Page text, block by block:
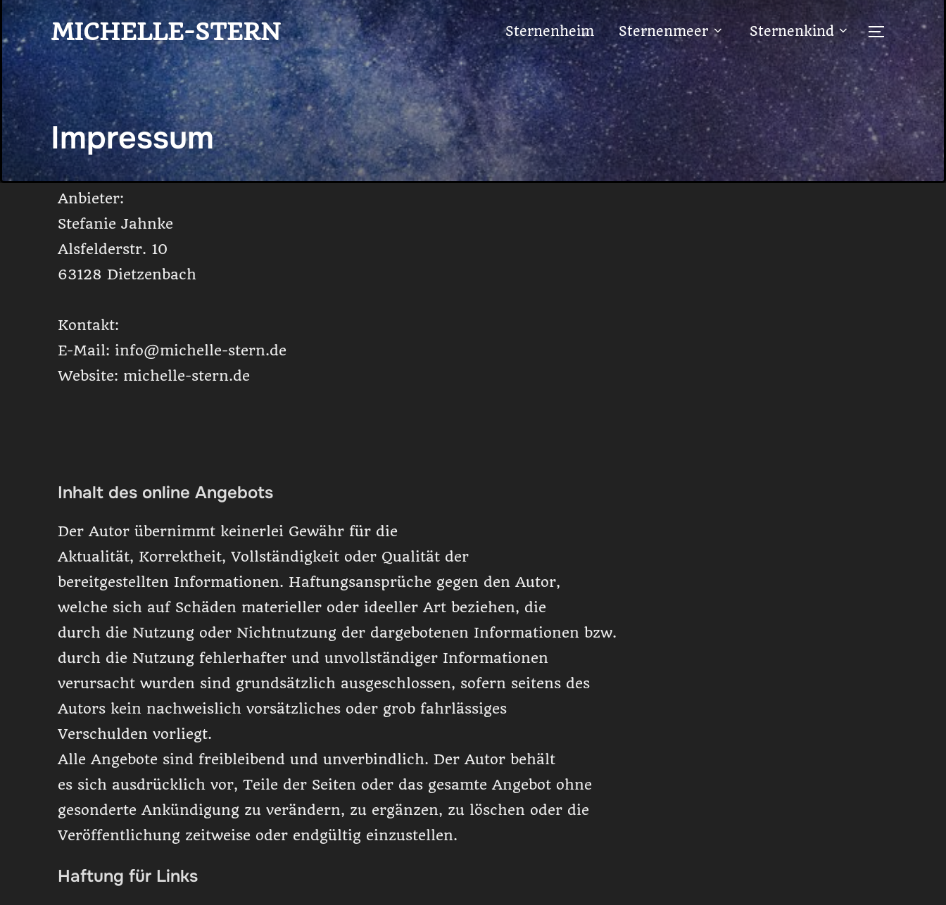
MICHELLE-STERN Sternenheim Sternenmeer Sternenkind
Impressum
Anbieter:
Stefanie Jahnke
Alsfelderstr. 10
63128 Dietzenbach
Kontakt:
E-Mail: info@michelle-stern.de
Website: michelle-stern.de
Inhalt des online Angebots
Der Autor übernimmt keinerlei Gewähr für die
Aktualität, Korrektheit, Vollständigkeit oder Qualität der
bereitgestellten Informationen. Haftungsansprüche gegen den Autor,
welche sich auf Schäden materieller oder ideeller Art beziehen, die
durch die Nutzung oder Nichtnutzung der dargebotenen Informationen bzw.
durch die Nutzung fehlerhafter und unvollständiger Informationen
verursacht wurden sind grundsätzlich ausgeschlossen, sofern seitens des
Autors kein nachweislich vorsätzliches oder grob fahrlässiges
Verschulden vorliegt.
Alle Angebote sind freibleibend und unverbindlich. Der Autor behält
es sich ausdrücklich vor, Teile der Seiten oder das gesamte Angebot ohne
gesonderte Ankündigung zu verändern, zu ergänzen, zu löschen oder die
Veröffentlichung zeitweise oder endgültig einzustellen.
Haftung für Links